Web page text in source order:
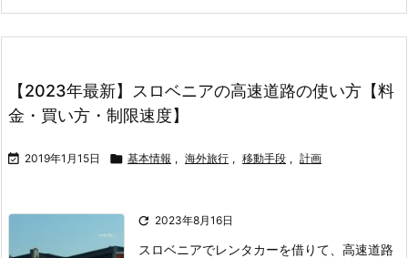
【2023年最新】スロベニアの高速道路の使い方【料
金・買い方・制限速度】
 2019年1月15日  基本情報 , 海外旅行 , 移動手段 , 計画
 2023年8月16日
スロベニアでレンタカーを借りて、高速道路